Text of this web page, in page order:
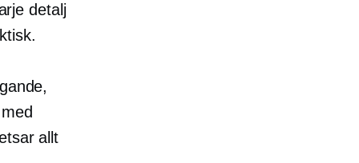
detalj
allt